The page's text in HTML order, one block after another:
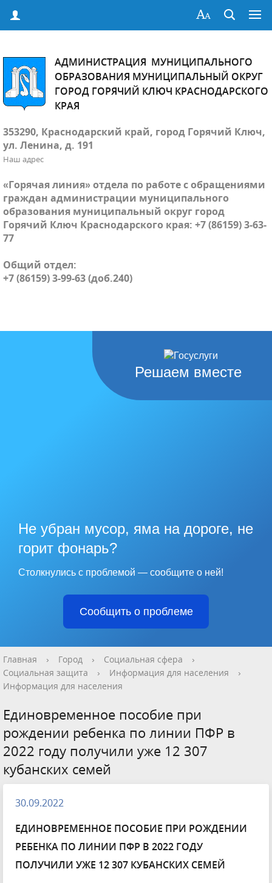
АДМИНИСТРАЦИЯ МУНИЦИПАЛЬНОГО
ОБРАЗОВАНИЯ МУНИЦИПАЛЬНЫЙ ОКРУГ
ГОРОД ГОРЯЧИЙ КЛЮЧ КРАСНОДАРСКОГО
КРАЯ
353290, Краснодарский край, город Горячий Ключ,
ул. Ленина, д. 191
Наш адрес
«Горячая линия» отдела по работе с обращениями
граждан администрации муниципального
образования муниципальный округ город
Горячий Ключ Краснодарского края: +7 (86159) 3-63-
77
Общий отдел:
+7 (86159) 3-99-63 (доб.240)
Решаем вместе
Не убран мусор, яма на дороге, не
горит фонарь?
Столкнулись с проблемой — сообщите о ней!
Сообщить о проблеме
Главная › Город › Социальная сфера
›
Социальная защита
› Информация для населения
›
Информация для населения
Единовременное пособие при
рождении ребенка по линии ПФР в
2022 году получили уже 12 307
кубанских семей
30.09.2022
ЕДИНОВРЕМЕННОЕ ПОСОБИЕ ПРИ РОЖДЕНИИ
РЕБЕНКА ПО ЛИНИИ ПФР В 2022 ГОДУ
ПОЛУЧИЛИ УЖЕ 12 307 КУБАНСКИХ СЕМЕЙ